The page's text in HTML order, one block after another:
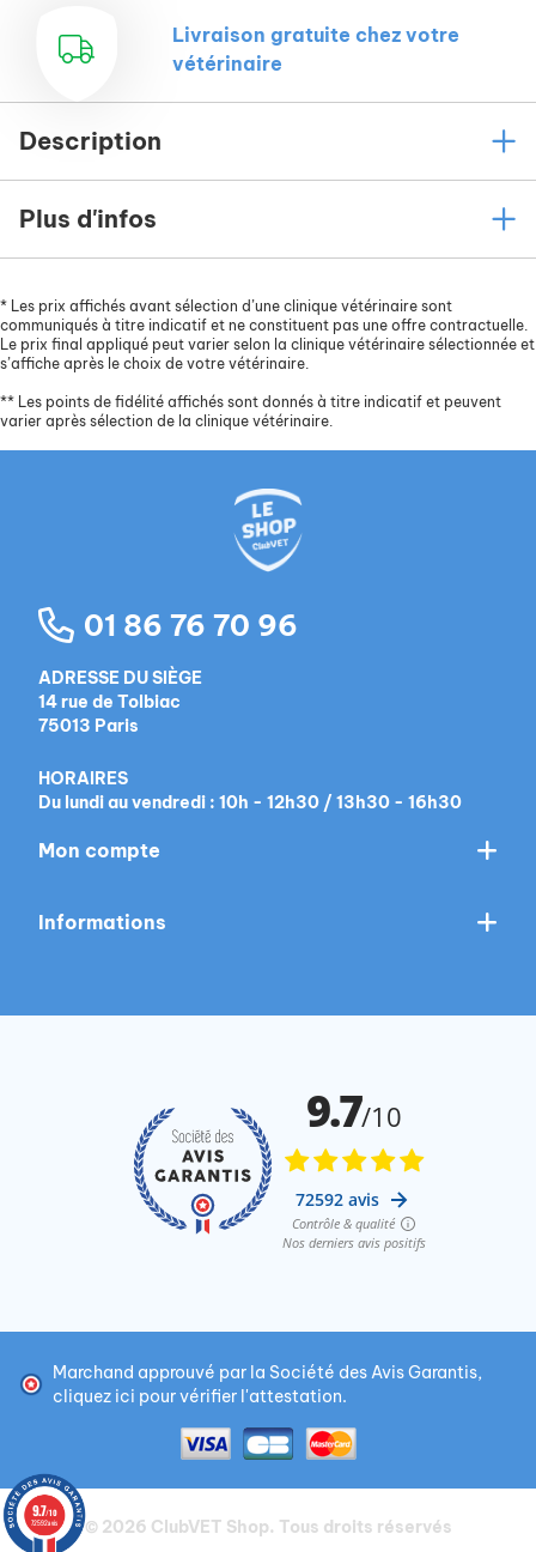
Livraison gratuite chez votre
vétérinaire
Description
Plus d'infos
* Les prix affichés avant sélection d’une clinique vétérinaire sont
communiqués à titre indicatif et ne constituent pas une offre contractuelle.
Le prix final appliqué peut varier selon la clinique vétérinaire sélectionnée et
s’affiche après le choix de votre vétérinaire.
** Les points de fidélité affichés sont donnés à titre indicatif et peuvent
varier après sélection de la clinique vétérinaire.
01 86 76 70 96
ADRESSE DU SIÈGE
14 rue de Tolbiac
75013 Paris
HORAIRES
Du lundi au vendredi : 10h - 12h30 / 13h30 - 16h30
Mon compte
Informations
Marchand approuvé par la Société des Avis Garantis,
cliquez ici pour vérifier l'attestation.
© 2026 ClubVET Shop. Tous droits réservés
9.7/10
72592 avis